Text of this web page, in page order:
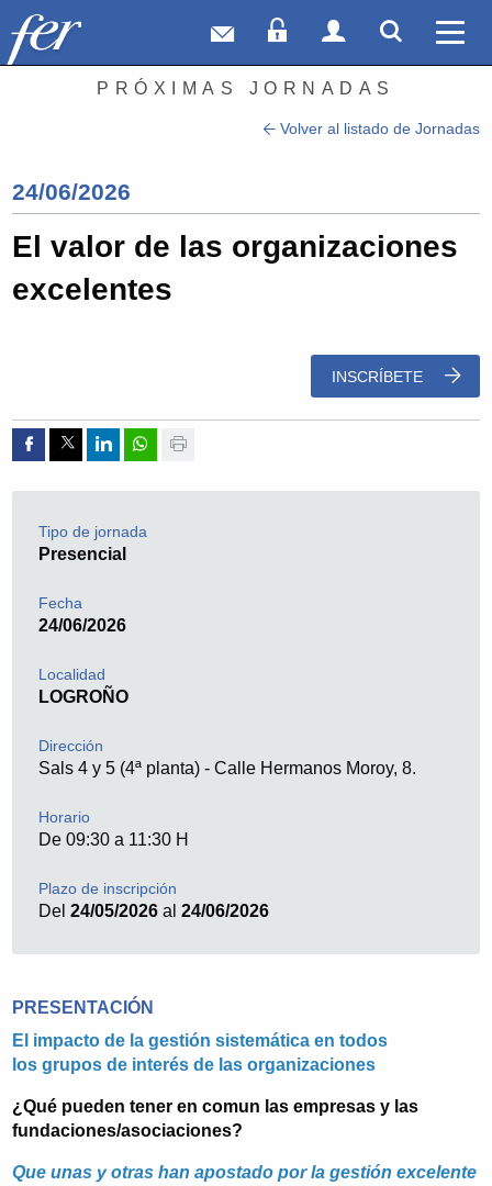
Correo webAcceso Socios
Acceso
PRÓXIMAS JORNADAS
Volver al listado de Jornadas
24/06/2026
El valor de las organizaciones
excelentes
INSCRÍBETE
Compartir por Facebook
Compartir por Twitter
Compartir por Linkedin
Compartir por whatsapp
Imprimir
Tipo de jornada
Presencial
Fecha
24/06/2026
Localidad
LOGROÑO
Dirección
Sals 4 y 5 (4ª planta) - Calle Hermanos Moroy, 8.
Horario
De 09:30 a 11:30 H
Plazo de inscripción
Del24/05/2026 al24/06/2026
PRESENTACIÓN
El impacto de la gestión sistemática en todos
los grupos de interés de las organizaciones
¿Qué pueden tener en comun las empresas y las
fundaciones/asociaciones?
Que unas y otras han apostado por la gestión excelente